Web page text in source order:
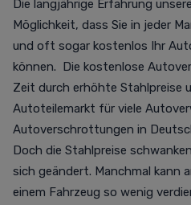
Die langjährige Erfahrung
Möglichkeit, dass Sie in jeder
und oft sogar kostenlos Ihr
können. Die kostenlose
Zeit durch erhöhte Stahlpreise
Autoteilemarkt für viele
Autoverschrottungen in
Doch die Stahlpreise
sich geändert. Manchmal kann
einem Fahrzeug so wenig